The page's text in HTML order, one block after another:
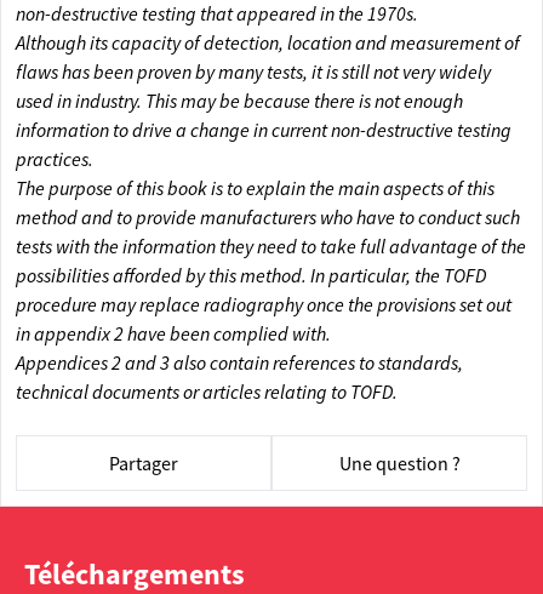
non-destructive testing that appeared in the 1970s.
Although its capacity of detection, location and measurement of
flaws has been proven by many tests, it is still not very widely
used in industry. This may be because there is not enough
information to drive a change in current non-destructive testing
practices.
The purpose of this book is to explain the main aspects of this
method and to provide manufacturers who have to conduct such
tests with the information they need to take full advantage of the
possibilities afforded by this method. In particular, the TOFD
procedure may replace radiography once the provisions set out
in appendix 2 have been complied with.
Appendices 2 and 3 also contain references to standards,
technical documents or articles relating to TOFD.
Partager Une question ?
Téléchargements